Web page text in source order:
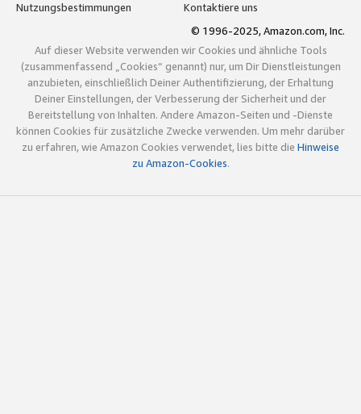
Nutzungsbestimmungen
Kontaktiere uns
© 1996-2025, Amazon.com, Inc.
Auf dieser Website verwenden wir Cookies und ähnliche Tools
(zusammenfassend „Cookies“ genannt) nur, um Dir Dienstleistungen
anzubieten, einschließlich Deiner Authentifizierung, der Erhaltung
Deiner Einstellungen, der Verbesserung der Sicherheit und der
Bereitstellung von Inhalten. Andere Amazon-Seiten und -Dienste
können Cookies für zusätzliche Zwecke verwenden. Um mehr darüber
zu erfahren, wie Amazon Cookies verwendet, lies bitte die Hinweise
zu Amazon-Cookies.